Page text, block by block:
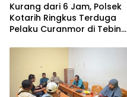
Kurang dari 6 Jam, Polsek
Kotarih Ringkus Terduga
Pelaku Curanmor di Tebing